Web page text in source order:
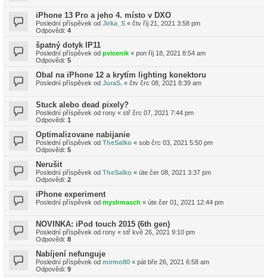
iPhone 13 Pro a jeho 4. místo v DXO
Poslední příspěvek od Jirka_S « čtv říj 21, 2021 3:58 pm
Odpovědi: 4
špatný dotyk IP11
Poslední příspěvek od pvicenik « pon říj 18, 2021 8:54 am
Odpovědi: 5
Obal na iPhone 12 a krytím lighting konektoru
Poslední příspěvek od JuraS. « čtv črc 08, 2021 8:39 am
Stuck alebo dead pixely?
Poslední příspěvek od rony « stř črc 07, 2021 7:44 pm
Odpovědi: 1
Optimalizovane nabijanie
Poslední příspěvek od TheSalko « sob črc 03, 2021 5:50 pm
Odpovědi: 5
Nerušit
Poslední příspěvek od TheSalko « úte čer 08, 2021 3:37 pm
Odpovědi: 2
iPhone experiment
Poslední příspěvek od myshmasch « úte čer 01, 2021 12:44 pm
NOVINKA: iPod touch 2015 (6th gen)
Poslední příspěvek od rony « stř kvě 26, 2021 9:10 pm
Odpovědi: 8
Nabíjení nefunguje
Poslední příspěvek od mirmo80 « pát bře 26, 2021 6:58 am
Odpovědi: 9